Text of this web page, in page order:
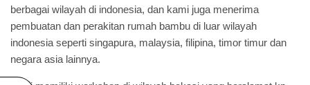
berbagai wilayah di indonesia, dan kami juga menerima
pembuatan dan perakitan rumah bambu di luar wilayah
indonesia seperti singapura, malaysia, filipina, timor timur dan
negara asia lainnya.